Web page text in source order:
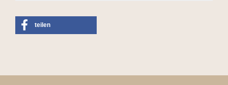
teilen